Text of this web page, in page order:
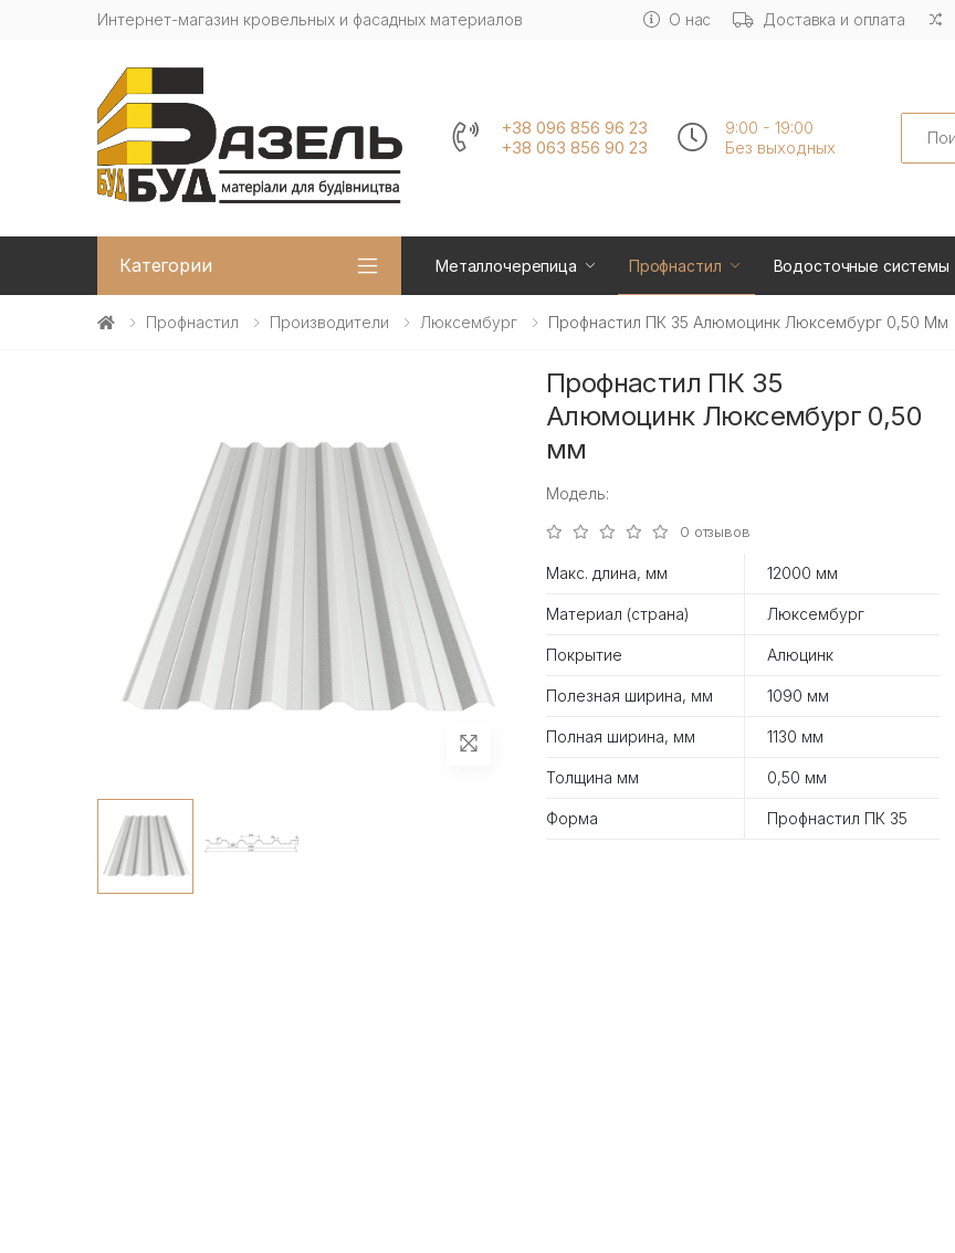
Интернет-магазин кровельных и фасадных материалов О нас Доставка и оплата
+38 096 856 96 23
+38 063 856 90 23
9:00 - 19:00
Без выходных
Search
Категории Металлочерепица Профнастил Водосточные системы
Профнастил Производители Люксембург Профнастил ПК 35 Алюмоцинк Люксембург 0,50 Мм
Профнастил ПК 35
Алюмоцинк Люксембург 0,50
мм
Модель:
0 отзывов
Макс. длина, мм 12000 мм
Материал (страна) Люксембург
Покрытие Алюцинк
Полезная ширина, мм 1090 мм
Полная ширина, мм 1130 мм
Толщина мм 0,50 мм
Форма Профнастил ПК 35